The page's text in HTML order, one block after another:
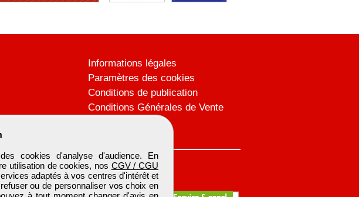
cookies d'analyse d'audience. En
utilisation de cookies, nos CGV / CGU
adaptés à vos centres d'intérêt et
ou de personnaliser vos choix en
Informations légales
Paramètres des cookies
Conditions de publication
Conditions Générales de Vente